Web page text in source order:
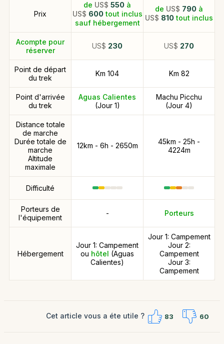
Prix
de US$ 550 à
US$ 600tout inclus
sauf hébergement
de US$ 790 à
US$ 810tout inclus
Acompte pour
réserver
US$ 230 US$ 270
Point de départ
du trek
Km 104 Km 82
Point d'arrivée
du trek
Aguas Calientes
(Jour 1)
Machu Picchu
(Jour 4)
Distance totale
de marche
Durée totale de
marche
Altitude
maximale
12km - 6h - 2650m
45km - 25h -
4224m
Difficulté
Porteurs de
l'équipement
- Porteurs
Hébergement
Jour 1: Campement
ou hôtel (Aguas
Calientes)
Jour 1: Campement
Jour 2:
Campement
Jour 3:
Campement
Cet article vous a éte utile ? 83 60